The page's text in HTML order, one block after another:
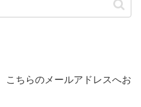
こちらのメールアドレスへお